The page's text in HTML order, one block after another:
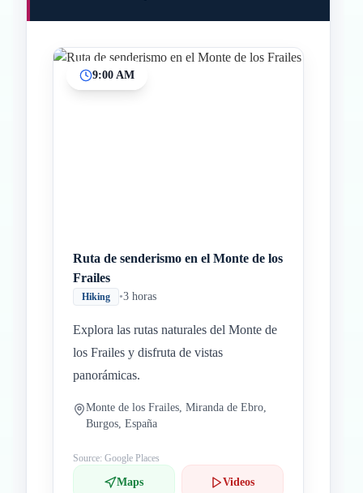
9:00 AM
Ruta de senderismo en el Monte de los
Frailes
Hiking •3 horas
Explora las rutas naturales del Monte de
los Frailes y disfruta de vistas
panorámicas.
Monte de los Frailes, Miranda de Ebro,
Burgos, España
Source: Google Places
Maps Videos